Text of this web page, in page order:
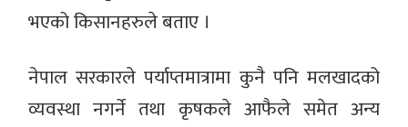
भएको किसानहरुले बताए ।
नेपाल सरकारले पर्याप्तमात्रामा कुनै पनि मलखादको
व्यवस्था नगर्ने तथा कृषकले आफैले समेत अन्य